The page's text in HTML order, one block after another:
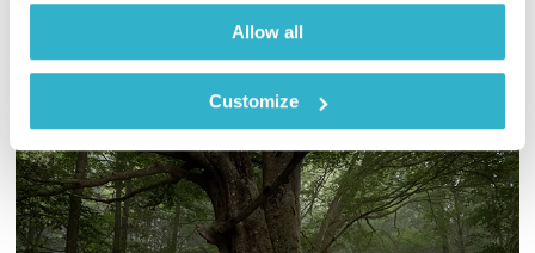
Allow all
Customize